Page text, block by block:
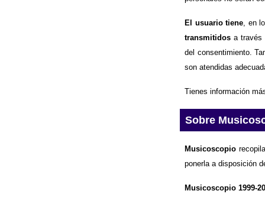
El usuario tiene , en
transmitidos a través
del consentimiento.
son atendidas
Tienes información
Sobre
Musicoscopio
ponerla a disposición
Musicoscopio 1999-